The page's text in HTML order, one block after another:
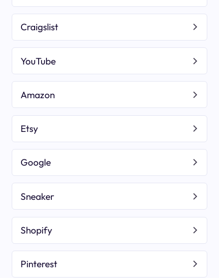
Craigslist
YouTube
Amazon
Etsy
Google
Sneaker
Shopify
Pinterest